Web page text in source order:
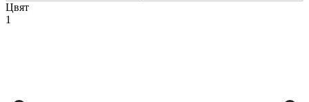
Цвят
1